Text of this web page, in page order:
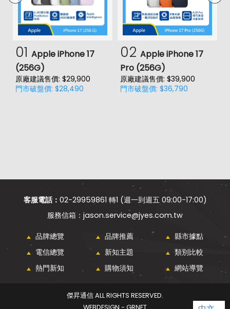
01 Apple iPhone 17
(256G)
原廠建議售價: $29,900
門市破盤價: $28,490
02 Apple iPhone 17
Pro (256G)
原廠建議售價: $39,900
門市破盤價: $36,790
客服電話： 02-29959861 轉1 (週一到週五 09:00-17:00)
jason.service@jyes.com.tw
品牌總覽 品牌推薦
縣市據點
電信總覽
新知主題
類別比較
熱門新知
購物須知 網站導覽
傑昇通信 ALL RIGHTS RESERVED.
WEBDESIGN - GRNET